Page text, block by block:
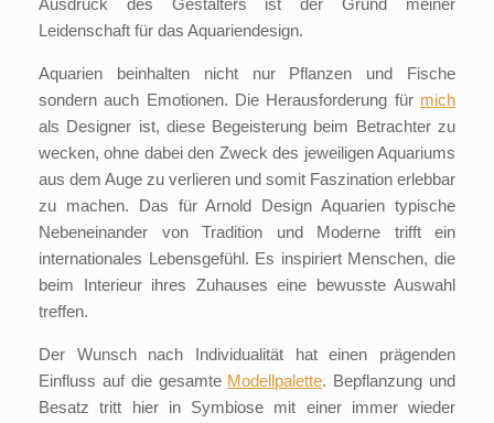
Ausdruck des Gestalters ist der Grund meiner
Leidenschaft für das Aquariendesign.
Aquarien beinhalten nicht nur Pflanzen und Fische
sondern auch Emotionen. Die Herausforderung für mich
als Designer ist, diese Begeisterung beim Betrachter zu
wecken, ohne dabei den Zweck des jeweiligen Aquariums
aus dem Auge zu verlieren und somit Faszination erlebbar
zu machen. Das für Arnold Design Aquarien typische
Nebeneinander von Tradition und Moderne trifft ein
internationales Lebensgefühl. Es inspiriert Menschen, die
beim Interieur ihres Zuhauses eine bewusste Auswahl
treffen.
Der Wunsch nach Individualität hat einen prägenden
Einfluss auf die gesamte Modellpalette. Bepflanzung und
Besatz tritt hier in Symbiose mit einer immer wieder